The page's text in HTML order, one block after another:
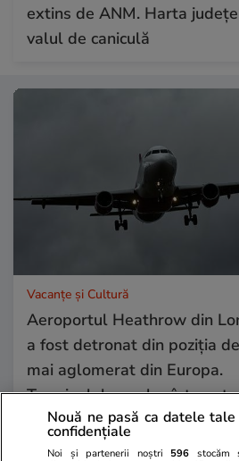
extins de ANM. Harta
valul de caniculă
Vacanțe și Cultură
Aeroportul Heathrow din
a fost detronat din poziția
mai aglomerat din Europa.
Terminalul care l-a întrecut
Nouă ne pasă ca datele
confidențiale
Noi și partenerii noștri 596 stocăm